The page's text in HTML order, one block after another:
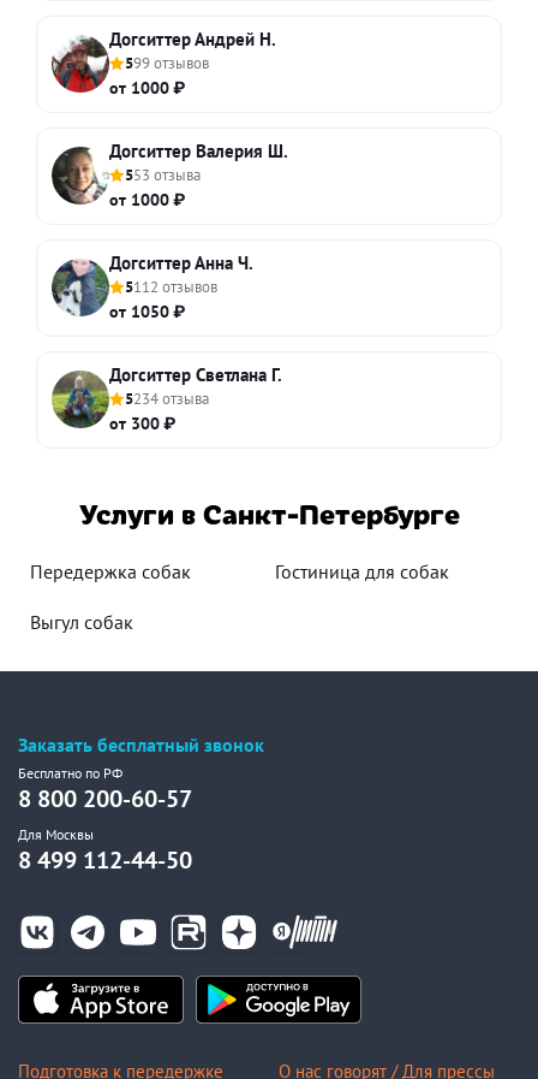
Догситтер Андрей Н.
599 отзывов
от 1000 ₽
Догситтер Валерия Ш.
553 отзыва
от 1000 ₽
Догситтер Анна Ч.
5112 отзывов
от 1050 ₽
Догситтер Светлана Г.
5234 отзыва
от 300 ₽
Услуги в Санкт-Петербурге
Передержка собак Гостиница для собак
Выгул собак
Заказать бесплатный звонок
Бесплатно по РФ
8 800 200-60-57
Для Москвы
8 499 112-44-50
Подготовка к передержке О нас говорят / Для прессы